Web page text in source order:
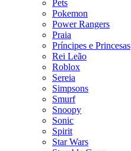
Pets
Pokemon
Power Rangers
Praia
Príncipes e Princesas
Rei Leão
Roblox
Sereia
Simpsons
Smurf
Snoopy
Sonic
Spirit
Star Wars